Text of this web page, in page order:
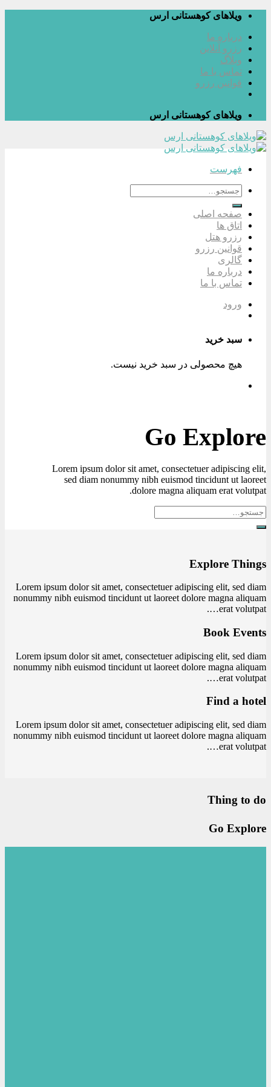
پرش
محتوا
ویلاهای کوهستانی ارس
درباره ما
رزرو آنلاین
وبلاگ
تماس با ما
قوانین رزرو
ویلاهای کوهستانی ارس
فهرست
جستجو
صفحه اصلی
اتاق ها
رزرو هتل
قوانین رزرو
گالری
درباره ما
تماس با ما
ورود
سبد خرید
هیچ محصولی در سبد خرید نیست.
Go Explore
Lorem ipsum dolor sit amet, consectetuer adipiscing elit,
sed diam nonummy nibh euismod tincidunt ut laoreet
dolore magna aliquam erat volutpat.
جستجو
Explore Things
Lorem ipsum dolor sit amet, consectetuer adipiscing elit, sed diam
nonummy nibh euismod tincidunt ut laoreet dolore magna aliquam
erat volutpat….
Book Events
Lorem ipsum dolor sit amet, consectetuer adipiscing elit, sed diam
nonummy nibh euismod tincidunt ut laoreet dolore magna aliquam
erat volutpat….
Find a hotel
Lorem ipsum dolor sit amet, consectetuer adipiscing elit, sed diam
nonummy nibh euismod tincidunt ut laoreet dolore magna aliquam
erat volutpat….
Thing to do
Go Explore